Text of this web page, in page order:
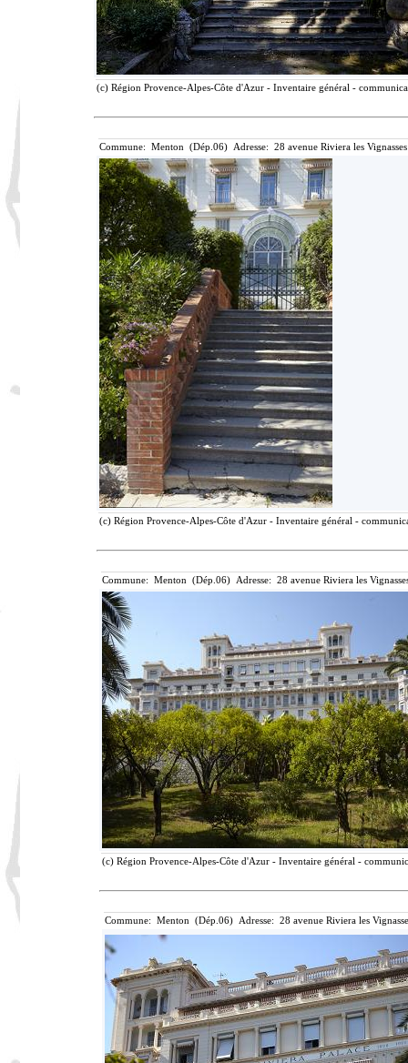
(c) Région Provence-Alpes-Côte d'Azur - Inventaire général -
Commune: Menton (Dép.06) Adresse: 28 avenue Riviera les
(c) Région Provence-Alpes-Côte d'Azur - Inventaire général -
Commune: Menton (Dép.06) Adresse: 28 avenue Riviera les
(c) Région Provence-Alpes-Côte d'Azur - Inventaire général -
Commune: Menton (Dép.06) Adresse: 28 avenue Riviera les